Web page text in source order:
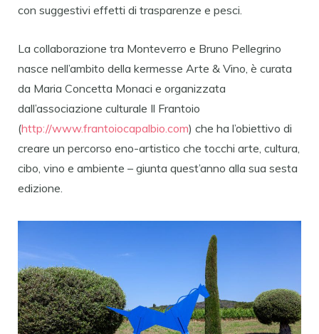
con suggestivi effetti di trasparenze e pesci.
La collaborazione tra Monteverro e Bruno Pellegrino
nasce nell’ambito della kermesse Arte & Vino, è curata
da Maria Concetta Monaci e organizzata
dall’associazione culturale Il Frantoio
(http://www.frantoiocapalbio.com) che ha l’obiettivo di
creare un percorso eno-artistico che tocchi arte, cultura,
cibo, vino e ambiente – giunta quest’anno alla sua sesta
edizione.